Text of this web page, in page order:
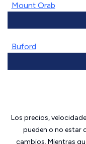
Mount Orab
Buford
Los precios,
pueden o no estar
cambios. Mientras